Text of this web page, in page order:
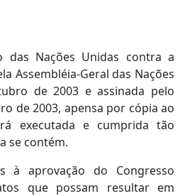
das Nações Unidas contra a
Assembléia-Geral das Nações
de 2003 e assinada pelo
de 2003, apensa por cópia ao
executada e cumprida tão
se contém.
aprovação do Congresso
que possam resultar em